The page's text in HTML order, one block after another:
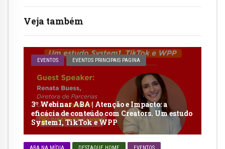
Veja também
EVENTOS EVENTOS PRINCIPAIS PAGINA
3º Webinar ABA | Atenção e Impacto: a
eficácia de conteúdo com Creators. Um estudo
System1, TikTok e WPP